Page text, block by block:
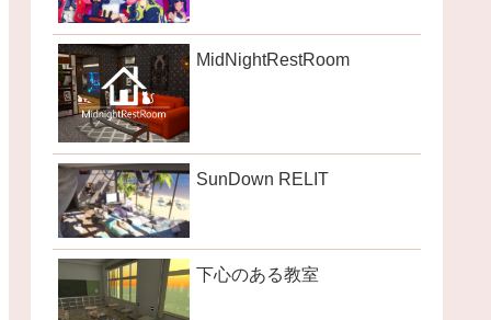
MidNightRestRoom
SunDown RELIT
下心のある教室